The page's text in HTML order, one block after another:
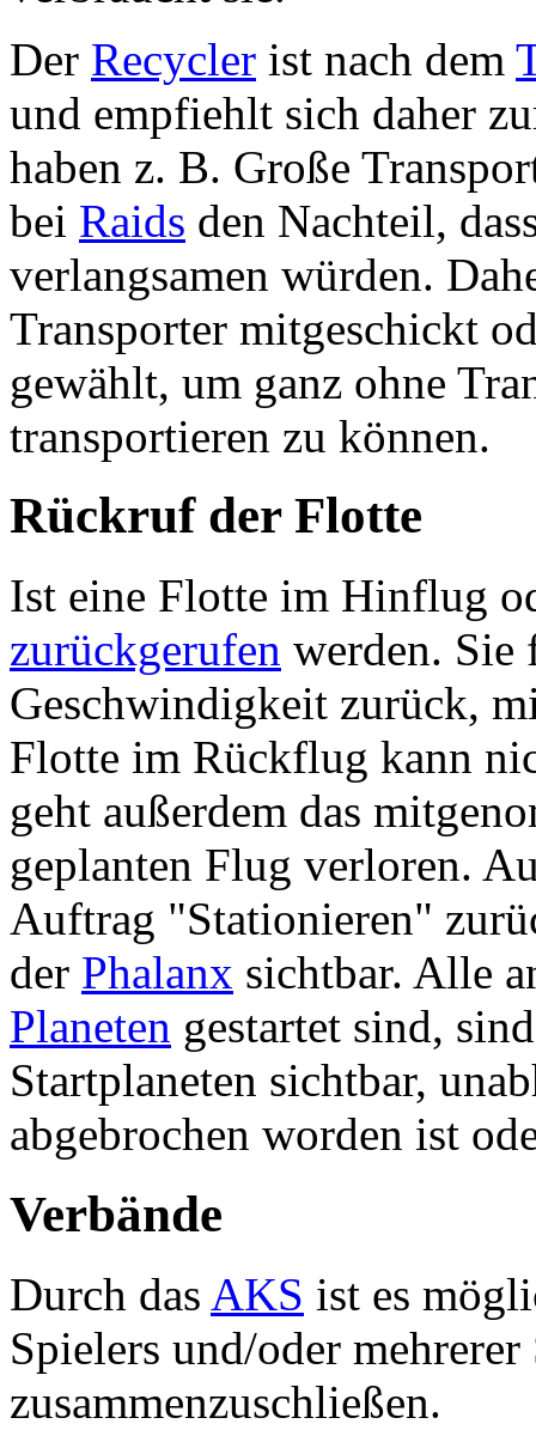
Der Recycler ist nach dem
und empfiehlt sich daher
haben z. B. Große
bei Raids den Nachteil,
verlangsamen würden.
Transporter mitgeschickt
gewählt, um ganz ohne
transportieren zu können.
Rückruf der Flotte
Ist eine Flotte im Hinflug
zurückgerufen werden. Sie
Geschwindigkeit zurück,
Flotte im Rückflug kann
geht außerdem das
geplanten Flug verloren.
Auftrag "Stationieren"
der Phalanx sichtbar. Alle
Planeten gestartet sind,
Startplaneten sichtbar,
abgebrochen worden ist
Verbände
Durch das AKS ist es
Spielers und/oder
zusammenzuschließen.